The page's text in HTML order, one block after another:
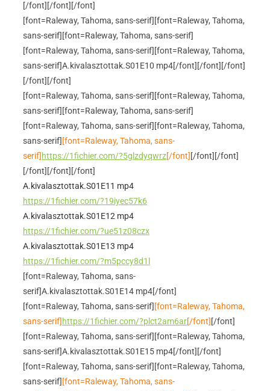
[/font] [/font] [/font]
[font=Raleway, Tahoma, sans-serif] [font=Raleway, Tahoma,
sans-serif] [font=Raleway, Tahoma, sans-serif]
[font=Raleway, Tahoma, sans-serif] [font=Raleway, Tahoma,
sans-serif]A.kivalasztottak.S01E10 mp4[/font] [/font] [/font]
[/font] [/font]
[font=Raleway, Tahoma, sans-serif] [font=Raleway, Tahoma,
sans-serif] [font=Raleway, Tahoma, sans-serif]
[font=Raleway, Tahoma, sans-serif] [font=Raleway, Tahoma,
sans-serif] [font=Raleway, Tahoma, sans-
serif] https://1fichier.com/?5glzdyqwrz[/font] [/font] [/font]
[/font] [/font] [/font]
A.kivalasztottak.S01E11 mp4
https://1fichier.com/?19iyec57k6
A.kivalasztottak.S01E12 mp4
https://1fichier.com/?ue51z08czx
A.kivalasztottak.S01E13 mp4
https://1fichier.com/?m5pccy8d1l
[font=Raleway, Tahoma, sans-
serif]A.kivalasztottak.S01E14 mp4[/font]
[font=Raleway, Tahoma, sans-serif] [font=Raleway, Tahoma,
sans-serif] https://1fichier.com/?plct2am6ar[/font] [/font]
[font=Raleway, Tahoma, sans-serif] [font=Raleway, Tahoma,
sans-serif]A.kivalasztottak.S01E15 mp4[/font] [/font]
[font=Raleway, Tahoma, sans-serif] [font=Raleway, Tahoma,
sans-serif] [font=Raleway, Tahoma, sans-